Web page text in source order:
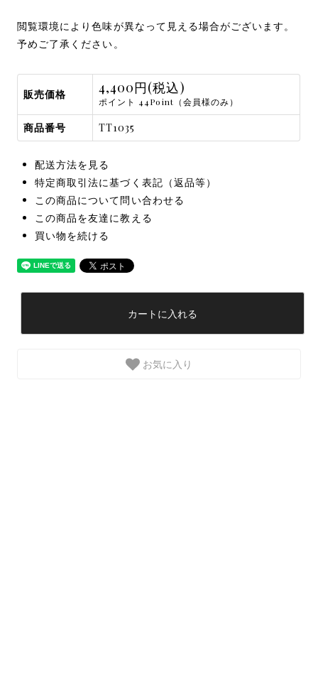
閲覧環境により色味が異なって見える場合がございます。
予めご了承ください。
販売価格 4,400円(税込)
ポイント 44Point（会員様のみ）
商品番号 TT1035
配送方法を見る
特定商取引法に基づく表記（返品等）
この商品について問い合わせる
この商品を友達に教える
買い物を続ける
カートに入れる
お気に入り